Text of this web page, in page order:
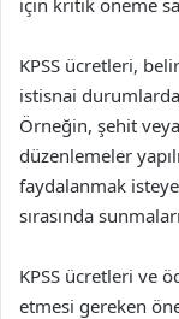
için kritik öneme
KPSS ücretleri,
istisnai
Örneğin, şehit
düzenlemeler
faydalanmak
sırasında
KPSS ücretleri ve
etmesi gereken